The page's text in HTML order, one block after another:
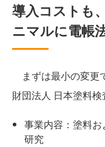
導入コストも
ニマルに電帳
まずは最小の変更
財団法人 日本塗料検
事業内容：塗料お
研究